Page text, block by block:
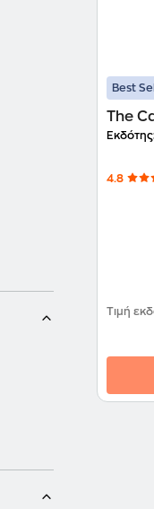
Best
The
4.8
Τιμή